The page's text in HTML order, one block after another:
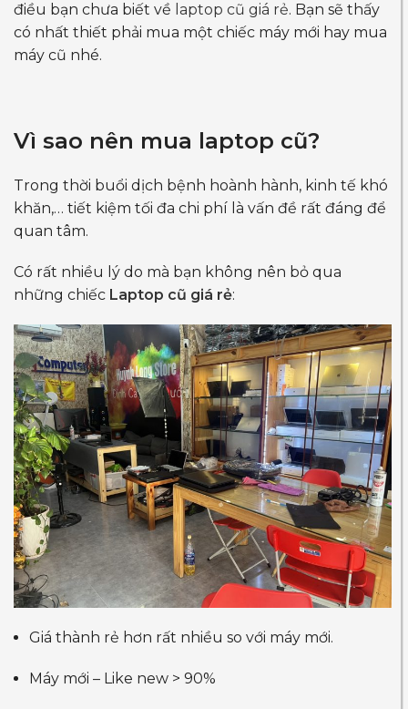
điều bạn chưa biết về laptop cũ giá rẻ. Bạn sẽ thấy
có nhất thiết phải mua một chiếc máy mới hay mua
máy cũ nhé.
Vì sao nên mua laptop cũ?
Trong thời buổi dịch bệnh hoành hành, kinh tế khó
khăn,… tiết kiệm tối đa chi phí là vấn đề rất đáng để
quan tâm.
Có rất nhiều lý do mà bạn không nên bỏ qua
những chiếc Laptop cũ giá rẻ:
Giá thành rẻ hơn rất nhiều so với máy mới.
Máy mới – Like new > 90%